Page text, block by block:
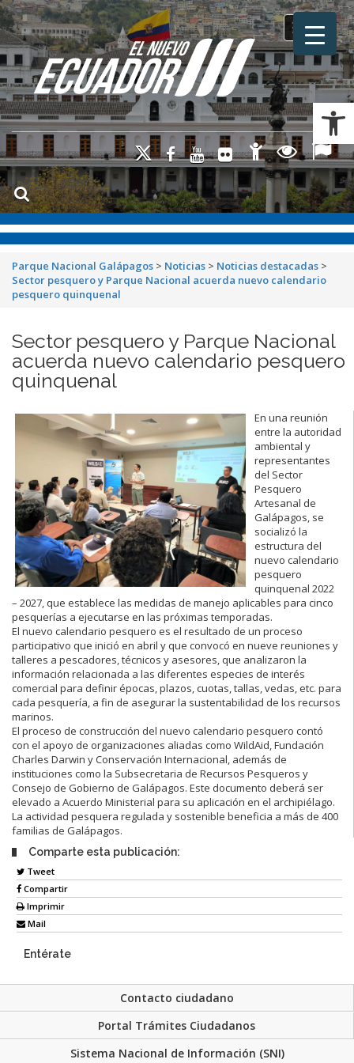
Toggle
Parque Nacional Galápagos > Noticias > Noticias destacadas >
Sector pesquero y Parque Nacional acuerda nuevo calendario
pesquero quinquenal
Sector pesquero y Parque Nacional
acuerda nuevo calendario pesquero
quinquenal
En una reunión
entre la autoridad
ambiental y
representantes
del Sector
Pesquero
Artesanal de
Galápagos, se
socializó la
estructura del
nuevo calendario
pesquero
quinquenal 2022
– 2027, que establece las medidas de manejo aplicables para cinco
pesquerías a ejecutarse en las próximas temporadas.
El nuevo calendario pesquero es el resultado de un proceso
participativo que inició en abril y que convocó en nueve reuniones y
talleres a pescadores, técnicos y asesores, que analizaron la
información relacionada a las diferentes especies de interés
comercial para definir épocas, plazos, cuotas, tallas, vedas, etc. para
cada pesquería, a fin de asegurar la sustentabilidad de los recursos
marinos.
El proceso de construcción del nuevo calendario pesquero contó
con el apoyo de organizaciones aliadas como WildAid, Fundación
Charles Darwin y Conservación Internacional, además de
instituciones como la Subsecretaria de Recursos Pesqueros y
Consejo de Gobierno de Galápagos. Este documento deberá ser
elevado a Acuerdo Ministerial para su aplicación en el archipiélago.
La actividad pesquera regulada y sostenible beneficia a más de 400
familias de Galápagos.
Comparte esta publicación:
Tweet
Compartir
Imprimir
Mail
Entérate
Contacto ciudadano
Portal Trámites Ciudadanos
Sistema Nacional de Información (SNI)